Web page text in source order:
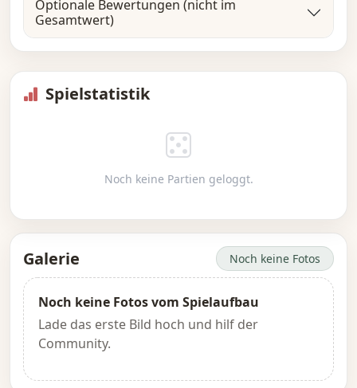
Optionale Bewertungen (nicht im
Gesamtwert)
Spielstatistik
Noch keine Partien geloggt.
Galerie Noch keine Fotos
Noch keine Fotos vom Spielaufbau
Lade das erste Bild hoch und hilf der
Community.